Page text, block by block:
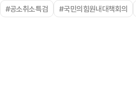
#공소취소특검 #국민의힘원내대책회의